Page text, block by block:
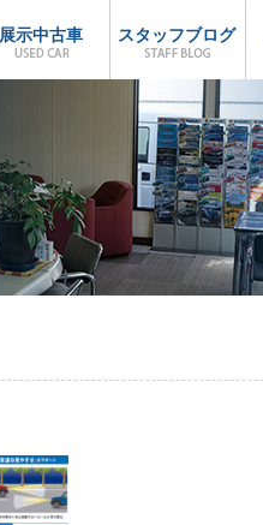
展示中古車 スタッフブログ